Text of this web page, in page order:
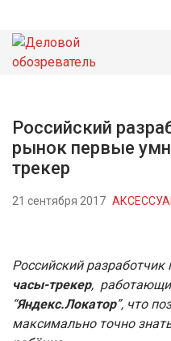
НОВОСТИ
Российский
рынок первые
трекер
21 сентября 2017
Российский
часы-трекер,
“Яндекс.Локатор”, что
максимально точно